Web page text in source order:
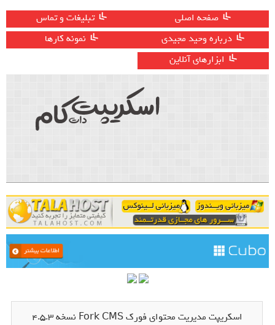
صفحه اصلی
تبلیغات و تماس
درباره وحید مجیدی
نمونه کارها
ابزارهای آنلاین
اسکریپت مدیریت محتوای فورک Fork CMS نسخه 4.5.3